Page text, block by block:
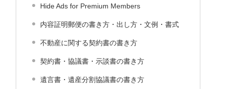
Hide Ads for Premium Members
内容証明郵便の書き方・出し方・文例・書式
不動産に関する契約書の書き方
契約書・協議書・示談書の書き方
遺言書・遺産分割協議書の書き方